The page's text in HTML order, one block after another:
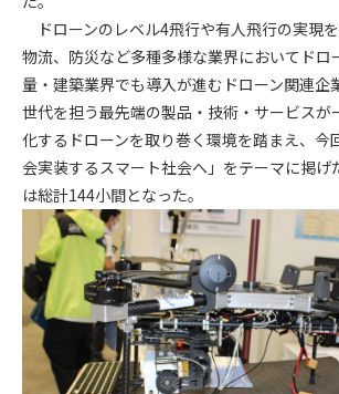
ドローンのレベル4飛行や有人飛行の実現を
物流、防災など多種多様な業界においてドロ
量・建築業界でも導入が進むドローン関連企
世代を担う最先端の製品・技術・サービスが
化するドローンを取り巻く環境を踏まえ、今
会実装するスマート社会へ」をテーマに掲げ
は総計144小間となった。
(1) 会員申し込みをした者が実在しなかった
(2) 本規約に違反した場合/li>
(3) 会員申し込みの際、申告事項に虚偽があ
(4) 会員申込者が管理者所定の手続き通りに
理を行わなかった場合
(5) その他管理者が会員とすることを不適当
2. 管理者は承認後であっても承認した会員が
当することが判明した場合、会員資格を取
ます。
第5条（IDおよびパスワードの管理）
1. 会員は申込の際に管理者が発行したIDおよ
用および管理について責任を負うものとし
2. 会員は、自己のIDおよびパスワードを、貸
その他形態を問わず、第三者に利用させる